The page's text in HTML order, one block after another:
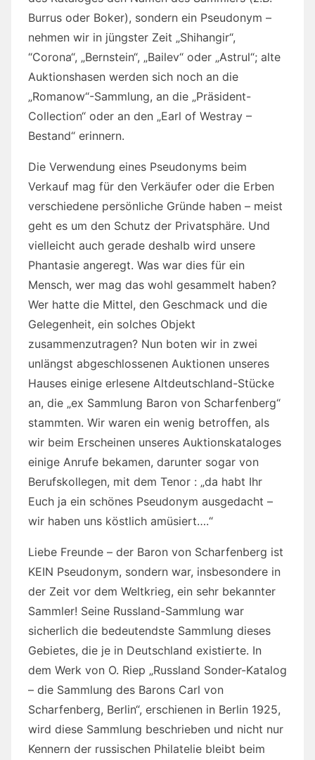
Burrus oder Boker), sondern ein Pseudonym –
nehmen wir in jüngster Zeit „Shihangir“,
“Corona“, „Bernstein“, „Bailev“ oder „Astrul“; alte
Auktionshasen werden sich noch an die
„Romanow“-Sammlung, an die „Präsident-
Collection“ oder an den „Earl of Westray –
Bestand“ erinnern.
Die Verwendung eines Pseudonyms beim
Verkauf mag für den Verkäufer oder die Erben
verschiedene persönliche Gründe haben – meist
geht es um den Schutz der Privatsphäre. Und
vielleicht auch gerade deshalb wird unsere
Phantasie angeregt. Was war dies für ein
Mensch, wer mag das wohl gesammelt haben?
Wer hatte die Mittel, den Geschmack und die
Gelegenheit, ein solches Objekt
zusammenzutragen? Nun boten wir in zwei
unlängst abgeschlossenen Auktionen unseres
Hauses einige erlesene Altdeutschland-Stücke
an, die „ex Sammlung Baron von Scharfenberg“
stammten. Wir waren ein wenig betroffen, als
wir beim Erscheinen unseres Auktionskataloges
einige Anrufe bekamen, darunter sogar von
Berufskollegen, mit dem Tenor : „da habt Ihr
Euch ja ein schönes Pseudonym ausgedacht –
wir haben uns köstlich amüsiert….“
Liebe Freunde – der Baron von Scharfenberg ist
KEIN Pseudonym, sondern war, insbesondere in
der Zeit vor dem Weltkrieg, ein sehr bekannter
Sammler! Seine Russland-Sammlung war
sicherlich die bedeutendste Sammlung dieses
Gebietes, die je in Deutschland existierte. In
dem Werk von O. Riep „Russland Sonder-Katalog
– die Sammlung des Barons Carl von
Scharfenberg, Berlin“, erschienen in Berlin 1925,
wird diese Sammlung beschrieben und nicht nur
Kennern der russischen Philatelie bleibt beim